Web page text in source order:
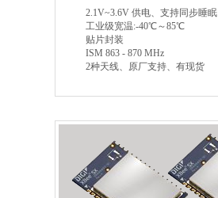
2.1V~3.6V 供电、支持同步睡眠
工业级宽温:-40℃～85℃
贴片封装
ISM 863 - 870 MHz
2种天线、原厂支持、有现货